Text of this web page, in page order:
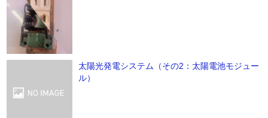
太陽光発電システム（その2：太陽電池モジュー
ル）